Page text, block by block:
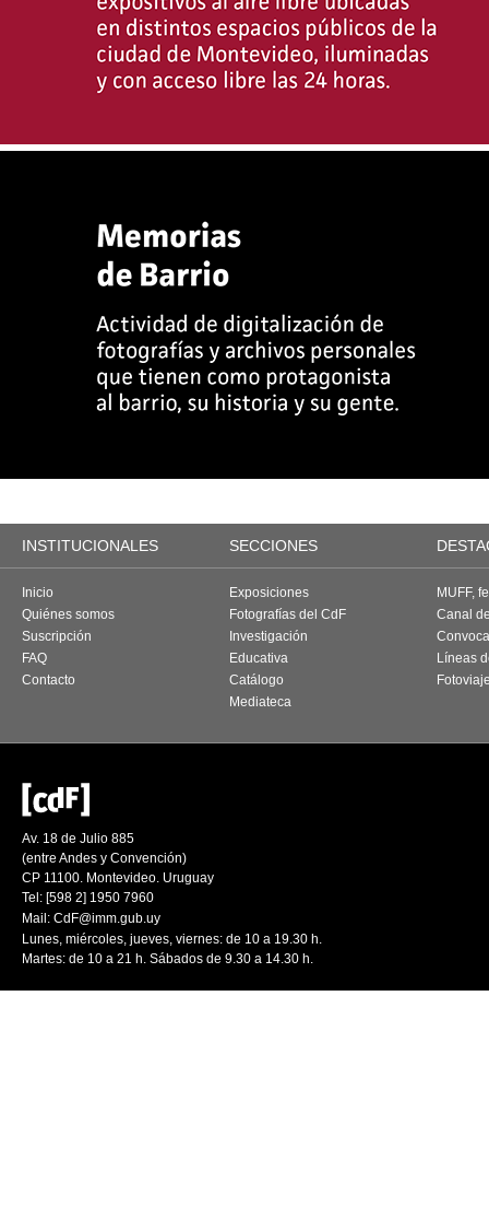
INSTITUCIONALES SECCIONES
Inicio
Quiénes somos
Suscripción
FAQ
Contacto
Exposiciones
Fotografías del CdF
Investigación
Educativa
Catálogo
Mediateca
MUFF,
Canal
Líneas
Av. 18 de Julio 885
(entre Andes y Convención)
CP 11100. Montevideo. Uruguay
Tel: [598 2] 1950 7960
Mail: CdF@imm.gub.uy
Lunes, miércoles, jueves, viernes: de 10 a 19.30 h.
Martes: de 10 a 21 h. Sábados de 9.30 a 14.30 h.